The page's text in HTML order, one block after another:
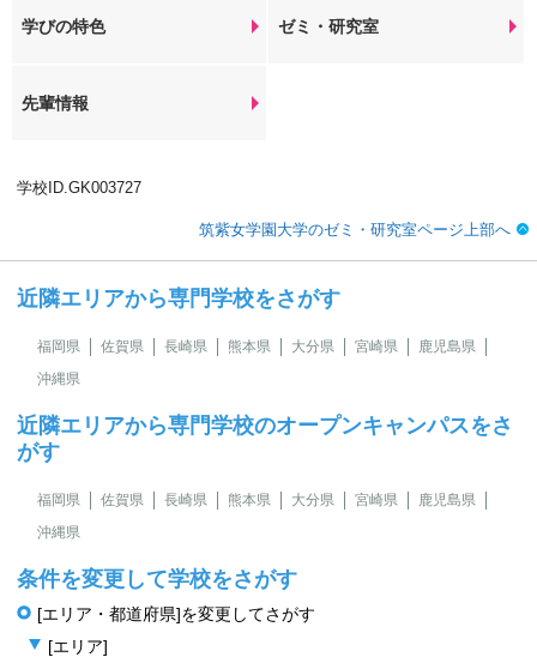
学びの特色 ゼミ・研究室
先輩情報
学校ID.GK003727
筑紫女学園大学のゼミ・研究室ページ上部へ
近隣エリアから専門学校をさがす
福岡県 佐賀県 長崎県 熊本県 大分県 宮崎県
鹿児島県
沖縄県
近隣エリアから専門学校のオープンキャンパスをさ
がす
福岡県 佐賀県 長崎県 熊本県 大分県 宮崎県
鹿児島県
沖縄県
条件を変更して学校をさがす
[エリア・都道府県]を変更してさがす
[エリア]